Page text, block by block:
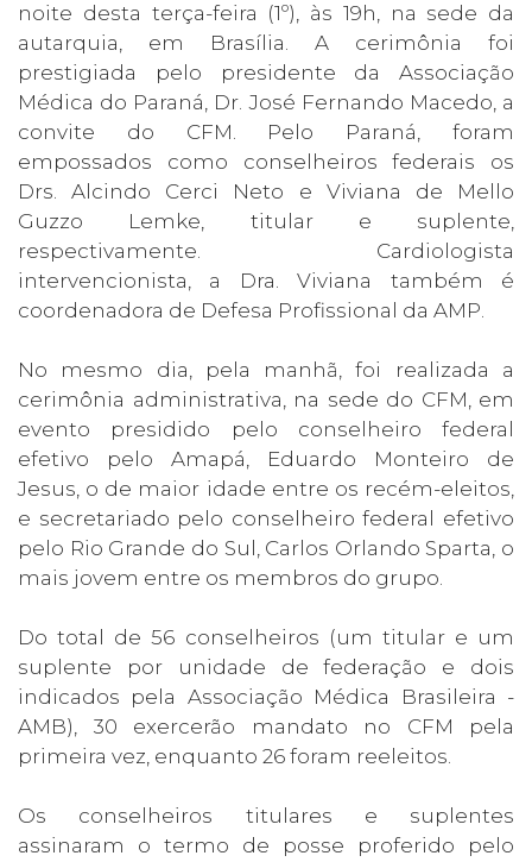
noite desta terça-feira (1º), às 19h, na sede da
autarquia, em Brasília. A cerimônia foi
prestigiada pelo presidente da Associação
Médica do Paraná, Dr. José Fernando Macedo, a
convite do CFM. Pelo Paraná, foram
empossados como conselheiros federais os
Drs. Alcindo Cerci Neto e Viviana de Mello
Guzzo Lemke, titular e suplente,
respectivamente. Cardiologista
intervencionista, a Dra. Viviana também é
coordenadora de Defesa Profissional da AMP.
No mesmo dia, pela manhã, foi realizada a
cerimônia administrativa, na sede do CFM, em
evento presidido pelo conselheiro federal
efetivo pelo Amapá, Eduardo Monteiro de
Jesus, o de maior idade entre os recém-eleitos,
e secretariado pelo conselheiro federal efetivo
pelo Rio Grande do Sul, Carlos Orlando Sparta, o
mais jovem entre os membros do grupo.
Do total de 56 conselheiros (um titular e um
suplente por unidade de federação e dois
indicados pela Associação Médica Brasileira -
AMB), 30 exercerão mandato no CFM pela
primeira vez, enquanto 26 foram reeleitos.
Os conselheiros titulares e suplentes
assinaram o termo de posse proferido pelo